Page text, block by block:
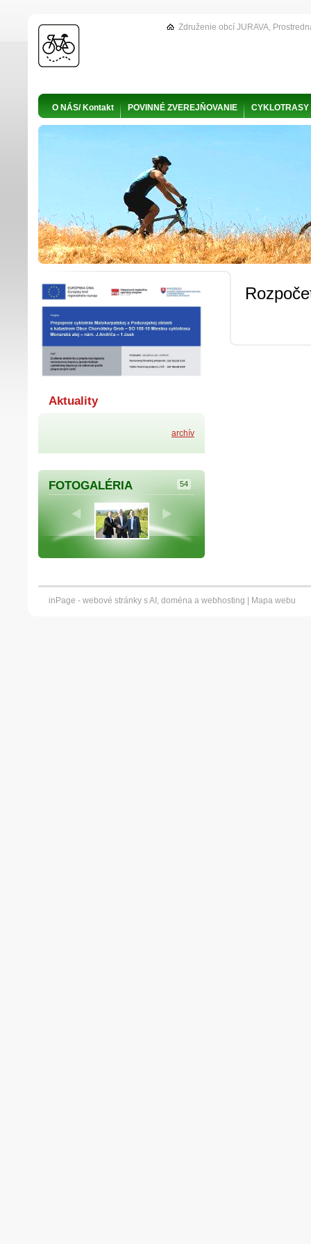
Aktuality
archív
FOTOGALÉRIA 54
O NÁS/ Kontakt POVINNÉ ZVEREJŇOVANIE CYKLOTRASY
Združenie obcí JURAVA,
inPage - webové stránky s AI, doména a webhosting | Mapa webu